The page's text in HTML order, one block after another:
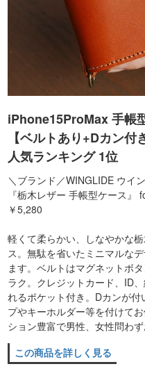
iPhone15ProMax 手帳
【ベルトあり+Dカン付
人気ランキング 1位
＼ブランド／WINGLIDE ウイ
『栃木レザー 手帳型ケース』
￥5,280
軽くて柔らかい、しなやかな
ス。無駄を省いたミニマルな
ます。ベルトはマグネットボ
ラク。クレジットカード、ID
れるポケット付き。Dカンが
プやキーホルダー等を付けて
ション豊富で男性、女性問わず
この商品を詳しく見る